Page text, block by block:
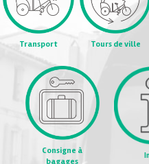
Transport Tours de ville
Consigne à
bagages